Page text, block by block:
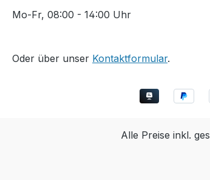
Mo-Fr, 08:00 - 14:00 Uhr
Oder über unser Kontaktformular.
Alle Preise inkl.